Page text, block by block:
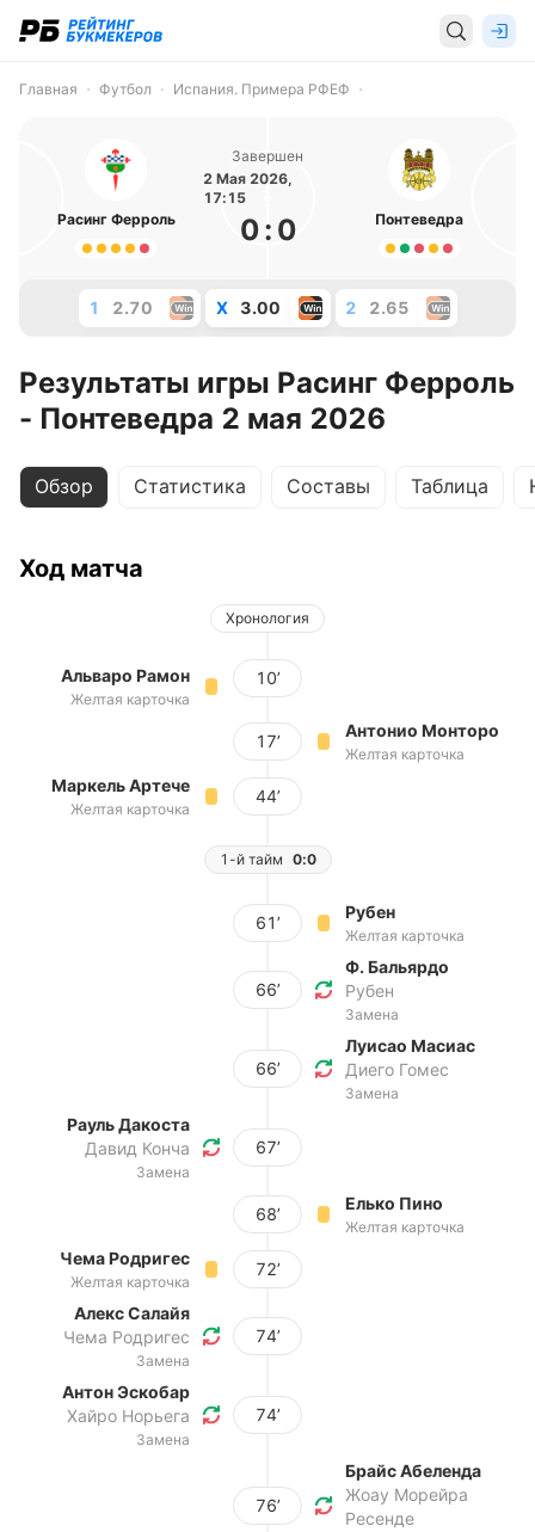
Главная Футбол Испания. Примера РФЕФ
Расинг Ферроль
Завершен
2 Мая 2026,
17:15
0: 0 Понтеведра
1 2.70 X 3.00 2 2.65
Результаты игры Расинг Ферроль
- Понтеведра 2 мая 2026
Обзор Статистика Составы Таблица
Ход матча
Хронология
Альваро Рамон
Желтая карточка
10’
17’
Антонио Монторо
Желтая карточка
Маркель Артече
Желтая карточка
44’
1-й тайм 0:0
61’
Рубен
Желтая карточка
66’
Ф. Бальярдо
Рубен
Замена
66’
Луисао Масиас
Диего Гомес
Замена
Рауль Дакоста
Давид Конча
Замена
67’
68’
Елько Пино
Желтая карточка
Чема Родригес
Желтая карточка
72’
Алекс Салайя
Чема Родригес
Замена
74’
Антон Эскобар
Хайро Норьега
Замена
74’
76’
Брайс Абеленда
Жоау Морейра
Ресенде